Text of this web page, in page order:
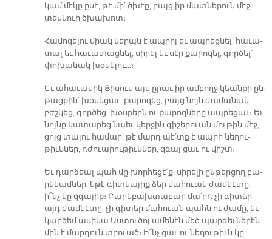
կամ մէ­կը ը­սէ, թէ մի՛ ծխէք, բայց իր մատ­նե­րուն մէջ
տես­նուի ծխա­խոտ։
Հա­մո­զե­լու միակ կերպն է ապ­րիլ եւ ապ­րեց­նել, հա­ւա­
տալ եւ հա­ւա­տաց­նել, սի­րել եւ սէր քա­րո­զել, գոր­ծել՝
փո­խա­նակ խօ­սե­լու…։
Եւ ա­հա­ւա­սիկ Յի­սուս այս ը­րաւ իր ամ­բողջ կեան­քի ըն­
թաց­քին՝ խօ­սե­ցաւ, քա­րո­զեց, բայց նոյն ժա­մա­նակ
բժշկեց, գոր­ծեց, խօս­քերն ու քա­րոզ­նե­րը ապ­րե­ցաւ։ Եւ
նոյ­նը կա­տա­րեց նաեւ վեր­ջին գի­շե­րուան մու­թին մէջ,
ցոյց տա­լու հա­մար, թէ մարդ պէ՛տք է ապ­րի նե­ղու­
թիւն­ներ, դժուա­րու­թիւն­ներ, զգայ ցաւ ու վիշտ։
Եւ դար­ձեալ պահ մը խոր­հե­ցէ՛ք, սի­րե­լի ըն­թեր­ցող բա­
րե­կամ­ներ, ե­թէ գիտ­նա­յիք ձեր մա­հուան ժամ­կէ­տը,
ի՞նչ կը զգա­յիք։ Բա­րե­բախ­տա­բար մա՛րդ չի գի­տեր
այդ ժամ­կէ­տը, չի գի­տեր մա­հուան պահն ու ժա­մը, եւ
կար­ծեմ ա­սի­կա Աս­տու­ծոյ ա­մե­նէն մեծ պար­գեւ­նե­րէն
մին է մար­դուն տրուած։ Ի՜նչ ցաւ ու նե­ղու­թիւն կը